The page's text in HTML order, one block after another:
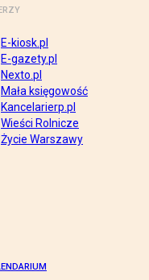
E-kiosk.pl
E-gazety.pl
Nexto.pl
Mała księgowość
Kancelarierp.pl
Wieści Rolnicze
Życie Warszawy